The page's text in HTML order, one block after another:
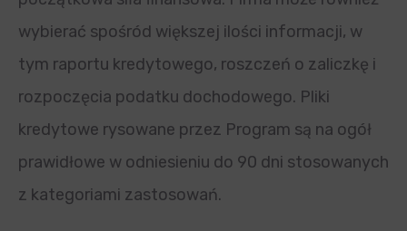
wybierać spośród większej ilości informacji, w
tym raportu kredytowego, roszczeń o zaliczkę i
rozpoczęcia podatku dochodowego. Pliki
kredytowe rysowane przez Program są na ogół
prawidłowe w odniesieniu do 90 dni stosowanych
z kategoriami zastosowań.